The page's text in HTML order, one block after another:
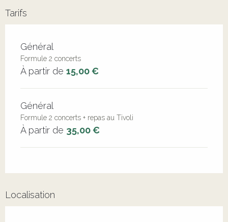
Tarifs
Tarifs 2026
Général
Formule 2 concerts
À partir de 15,00 €
Général
Formule 2 concerts + repas au Tivoli
À partir de 35,00 €
Localisation